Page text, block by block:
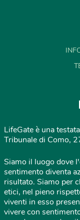
LifeGate è una
Tribunale di Como,
Siamo il luogo dove
sentimento diventa
risultato. Siamo per
etici, nel pieno
viventi in esso
vivere con